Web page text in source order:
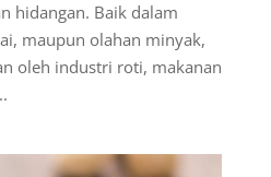
hidangan. Baik dalam
maupun olahan minyak,
oleh industri roti, makanan